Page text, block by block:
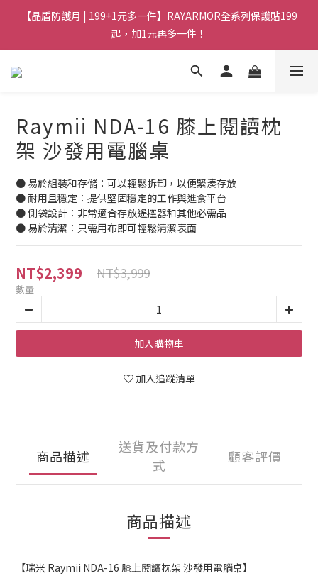
【晶盾防護月 | 199+1元多一件】RAYARMOR全系列保護貼199
起，加1元再多一件！
Raymii NDA-16 膝上閱讀枕
架 沙發用電腦桌
● 易於組裝和存儲：可以輕鬆拆卸，以便緊湊存放
● 耐用且穩定：提供堅固穩定的工作與進食平台
● 側袋設計：非常適合存放遙控器和其他必需品
● 易於清潔：只需用布即可輕鬆清潔表面
NT$2,399 NT$3,999
數量
加入購物車
加入追蹤清單
商品描述
送貨及付款方
式
顧客評價
商品描述
【瑞米 Raymii NDA-16 膝上閱讀枕架 沙發用電腦桌】